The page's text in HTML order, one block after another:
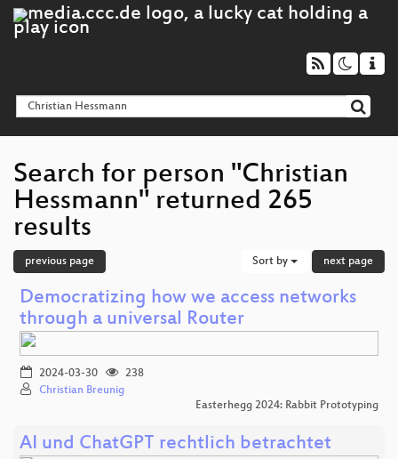
Search for person "Christian
Hessmann" returned 265
results
previous page Sort by next page
Democratizing how we access networks
through a universal Router
2024-03-30
238
Christian Breunig
Easterhegg 2024: Rabbit Prototyping
AI und ChatGPT rechtlich betrachtet